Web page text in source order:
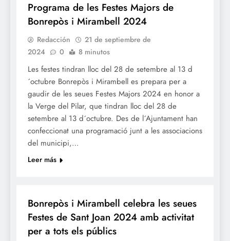
Programa de les Festes Majors de
Bonrepòs i Mirambell 2024
Redacción
21 de septiembre de
2024
0 8 minutos
Les festes tindran lloc del 28 de setembre al 13 d
´octubre Bonrepòs i Mirambell es prepara per a
gaudir de les seues Festes Majors 2024 en honor a
la Verge del Pilar, que tindran lloc del 28 de
setembre al 13 d´octubre. Des de l´Ajuntament han
confeccionat una programació junt a les associacions
del municipi,…
Leer más
Bonrepòs i Mirambell celebra les seues
Festes de Sant Joan 2024 amb activitat
per a tots els públics